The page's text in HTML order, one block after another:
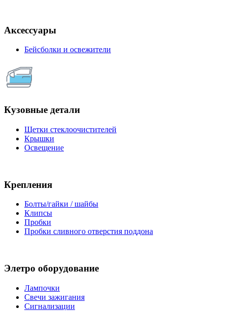
Аксессуары
Бейсболки и освежители
Кузовные детали
Щетки стеклоочистителей
Крышки
Освещение
Крепления
Болты/гайки / шайбы
Клипсы
Пробки
Пробки сливного отверстия поддона
Элетро оборудование
Лампочки
Свечи зажигания
Сигнализации